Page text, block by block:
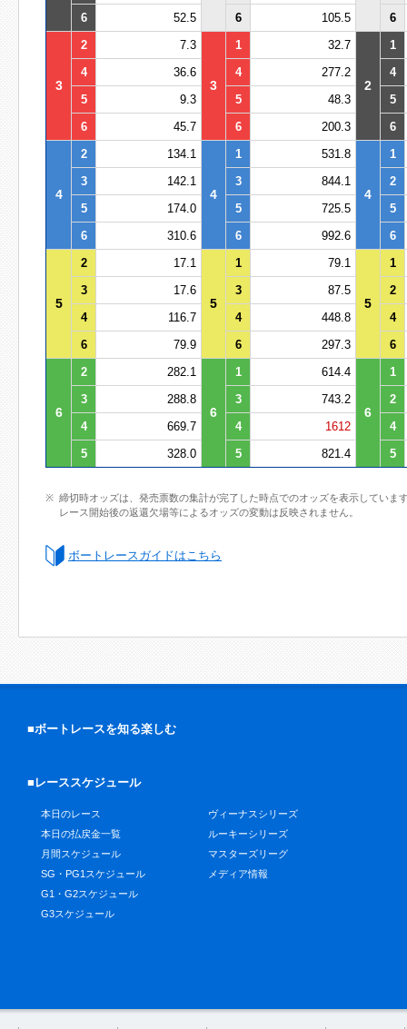
6
52.5 6 105.5 6
3
2 7.3
3
1 32.7
2
1
4
36.6 4 277.2
4
5
9.3 5 48.3
5
6
45.7 6 200.3 6
4
2 134.1
4
1 531.8
4
1
3
142.1 3 844.1
2
5
174.0 5 725.5
5
6
310.6 6 992.6 6
5
2 17.1
5
1 79.1
5
1
3
17.6 3 87.5
2
4
116.7 4 448.8
4
6
79.9 6 297.3 6
6
2 282.1
6
1 614.4
6
1
3
288.8 3 743.2
2
4
669.7 4 1612
4
5
328.0 5 821.4 5
締切時オッズは、発売票数の集計が完了した時点でのオッズを表示していま
レース開始後の返還欠場等によるオッズの変動は反映されません。
ボートレースガイドはこちら
■ボートレースを知る楽しむ
■レーススケジュール
本日のレース
本日の払戻金一覧
月間スケジュール
SG・PG1スケジュール
G1・G2スケジュール
G3スケジュール
ヴィーナスシリーズ
ルーキーシリーズ
マスターズリーグ
メディア情報